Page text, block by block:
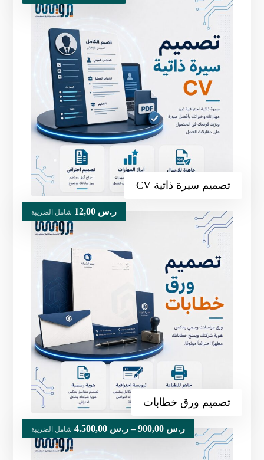
تصميم سيرة ذاتية CV
تصميم ورق خطابات
ر.س شامل الضريبة
ر.س –ر.س شامل الضريبة